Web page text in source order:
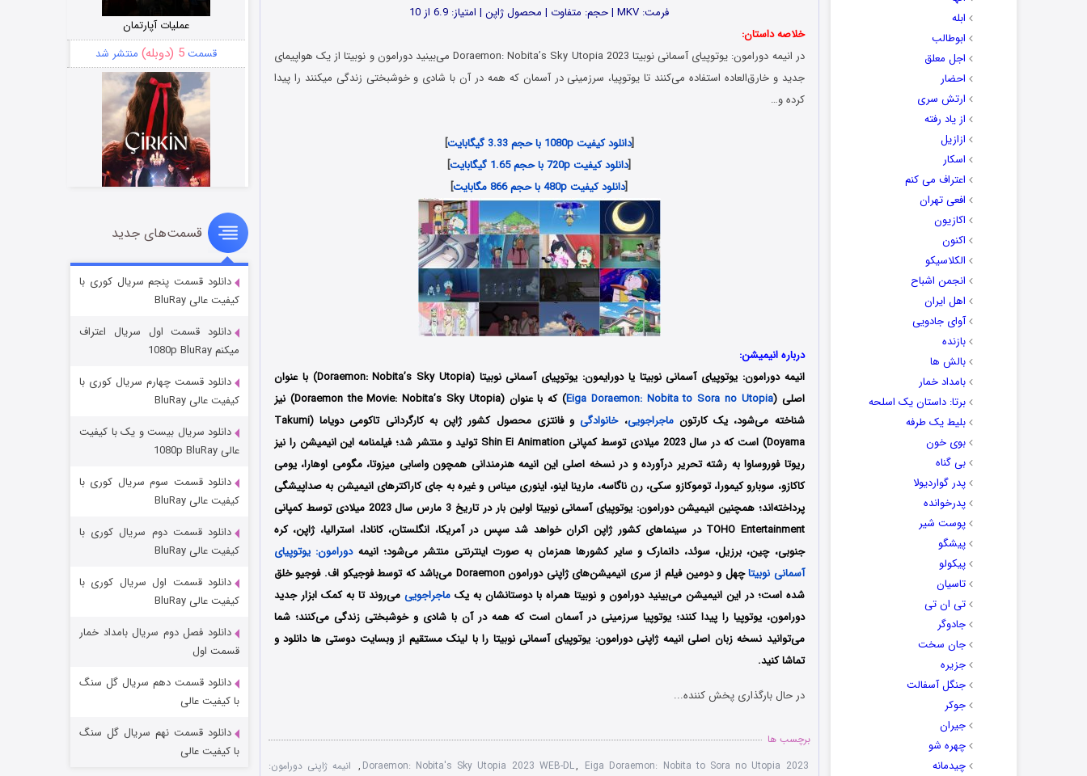
ابله
ابوطالب
اجل معلق
احضار
ارتش سری
از یاد رفته
ازازیل
اسکار
اعتراف می کنم
افعی تهران
اکازیون
اکنون
الکلاسیکو
انجمن اشباح
اهل ایران
آوای جادویی
بازنده
بالش ها
بامداد خمار
برتا: داستان یک اسلحه
بلیط یک‌‌ طرفه
بوی خون
بی گناه
پدر گواردیولا
پدرخوانده
پوست شیر
پیشگو
پیکولو
تاسیان
تی ان تی
جادوگر
جان سخت
جزیره
جنگل آسفالت
جوکر
جیران
چهره شو
چیدمانه
فرمت: MKV | حجم: متفاوت | محصول ژاپن | امتیاز: 6.9 از 10
خلاصه داستان:
در انیمه دورامون: یوتوپیای آسمانی نوبیتا Doraemon: Nobita’s Sky Utopia 2023 می‌بینید دورامون و نوبیتا از یک هواپیمای
جدید و خارق‌العاده استفاده می‌کنند تا یوتوپیا، سرزمینی در آسمان که همه در آن با شادی و خوشبختی زندگی می‎کنند را پیدا
کرده و…
[دانلود کیفیت 1080p با حجم 3.33 گیگابایت
]
[دانلود کیفیت 720p با حجم 1.65 گیگابایت
]
[دانلود کیفیت 480p با حجم 866 مگابایت ]
درباره انیمیشن:
انیمه دورامون: یوتوپیای آسمانی نوبیتا یا دورایمون: یوتوپیای آسمانی نوبیتا (Doraemon: Nobita’s Sky Utopia) با عنوان
اصلی (Eiga Doraemon: Nobita to Sora no Utopia
) که با عنوان (Doraemon the Movie: Nobita’s Sky Utopia) نیز
شناخته می‌شود، یک کارتونماجراجویی،خانوادگی
و فانتزی محصول کشور ژاپن به کارگردانی تاکومی دویاما (Takumi
Doyama) است که در سال 2023 میلادی توسط کمپانی Shin Ei Animation تولید و منتشر شد؛ فیلمنامه این انیمیشن را نیز
ریوتا فوروساوا به رشته تحریر درآورده و در نسخه اصلی این انیمه هنرمندانی همچون واسابی میزوتا، مگومی اوهارا، یومی
کاکازو، سوبارو کیمورا، توموکازو سکی، رن ناگاسه، مارینا اینو، اینوری میناس و غیره به جای کاراکترهای انیمیشن به صداپیشگی
پرداخته‌‌اند؛ همچنین انیمیشن دورامون: یوتوپیای آسمانی نوبیتا اولین بار در تاریخ 3 مارس سال 2023 میلادی توسط کمپانی
TOHO Entertainment در سینماهای کشور ژاپن اکران خواهد شد سپس در آمریکا، انگلستان، کانادا، استرالیا، ژاپن، کره
جنوبی، چین، برزیل، سوئد، دانمارک و سایر کشورها همزمان به صورت اینترنتی منتشر می‌شود؛ انیمهدورامون: یوتوپیای
آسمانی نوبیتا
چهل و دومین فیلم از سری انیمیشن‌های ژاپنی دورامون Doraemon می‌باشد که توسط فوجیکو اف. فوجیو خلق
شده است؛ در این انیمیشن می‌بینید دورامون و نوبیتا همراه با دوستانشان به یکماجراجویی می‌روند تا به کمک ابزار جدید
دورامون، یوتوپیا را پیدا کنند؛ یوتوپیا سرزمینی در آسمان است که همه در آن با شادی و خوشبختی زندگی می‌کنند؛ شما
می‌توانید نسخه زبان اصلی انیمه ژاپنی دورامون: یوتوپیای آسمانی نوبیتا را با لینک مستقیم از وبسایت دوستی ها دانلود و
تماشا کنید.
در حال بارگذاری پخش کننده...
برچسب ها
Doraemon: Nobita's Sky Utopia 2023 WEB-DL, Eiga Doraemon: Nobita to Sora no Utopia 2023
, انیمه ژاپنی دورامون:
عملیات آپارتمان
قسمت5 (دوبله) منتشر شد
سریال زشت
قسمت2 (زیرنویس) منتشر شد
مردگان متحرک: شهر مرده ۳
شکست استوارت در نجات جهان
قسمت 7 (زیرنویس) منتشر شد
قسمت‌های جدید
دانلود قسمت پنجم سریال کوری با
کیفیت عالی BluRay
دانلود قسمت اول سریال اعتراف
میکنم 1080p BluRay
دانلود قسمت چهارم سریال کوری با
کیفیت عالی BluRay
دانلود سریال بیست و یک با کیفیت
عالی 1080p BluRay
دانلود قسمت سوم سریال کوری با
کیفیت عالی BluRay
دانلود قسمت دوم سریال کوری با
کیفیت عالی BluRay
دانلود قسمت اول سریال کوری با
کیفیت عالی BluRay
دانلود فصل دوم سریال بامداد خمار
قسمت اول
دانلود قسمت دهم سریال گل سنگ
با کیفیت عالی
دانلود قسمت نهم سریال گل سنگ
با کیفیت عالی